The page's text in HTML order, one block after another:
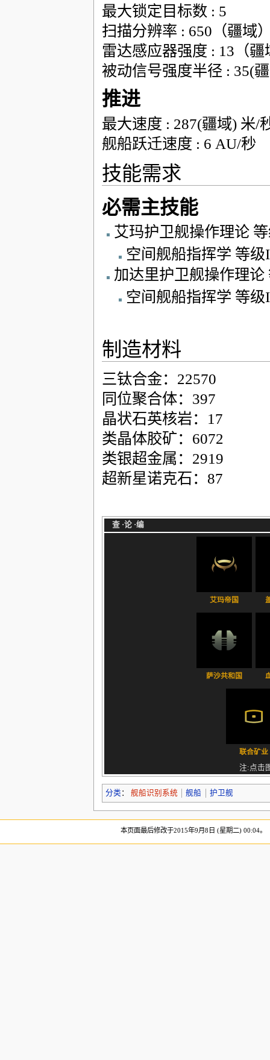
最大锁定目标数 : 5
扫描分辨率 : 650（疆域
雷达感应器强度 : 13（疆
被动信号强度半径 : 35(
推进
最大速度 : 287(疆域) 米/
舰船跃迁速度 : 6 AU/秒
技能需求
必需主技能
艾玛护卫舰操作理论
空间舰船指挥学 等级I
加达里护卫舰操作理论
空间舰船指挥学 等级I
制造材料
三钛合金：22570
同位聚合体：397
晶状石英核岩：17
类晶体胶矿：6072
类银超金属：2919
超新星诺克石：87
查·论·编
艾玛帝国
萨沙共和国
联合矿业
注:点击
分类 ： 舰船识别系统 舰船 护卫舰
本页面最后修改于2015年9月8日 (星期二) 00:04。